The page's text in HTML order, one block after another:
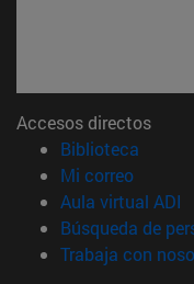
Accesos directos
Biblioteca
Mi correo(abre
Aula virtual ADI
Búsqueda de
Trabaja con